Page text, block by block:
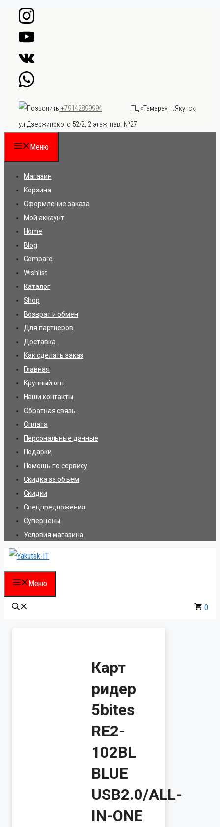
Перейти
содержимому
+79142899994
ТЦ «Тамара», г.Якутск,
ул.Дзержинского 52/2, 2 этаж, пав. №27
Меню
Магазин
Корзина
Оформление заказа
Мой аккаунт
Home
Blog
Compare
Wishlist
Каталог
Shop
Возврат и обмен
Для партнеров
Доставка
Как сделать заказ
Главная
Крупный опт
Наши контакты
Обратная связь
Оплата
Персональные данные
Подарки
Помощь по сервису
Скидка за объём
Скидки
Спецпредложения
Суперцены
Условия магазина
Меню
0
Карт
ридер
5bites
RE2-
102BL
BLUE
USB2.0/ALL-
IN-ONE